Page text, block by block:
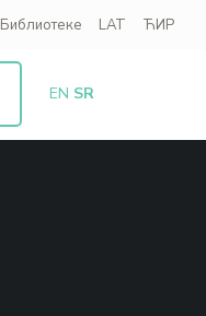
Библиотеке LAT ЋИР
EN SR